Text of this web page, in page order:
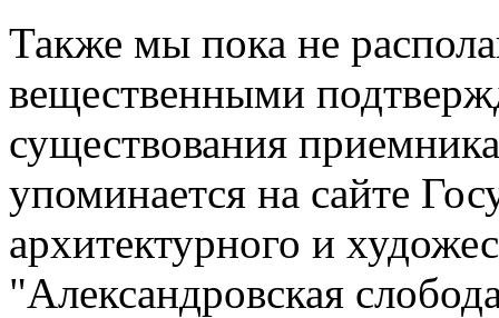
Также мы пока не
вещественными
существования
упоминается на сайте
архитектурного и
"Александровская